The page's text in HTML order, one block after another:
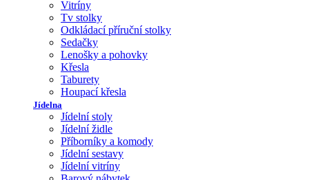
Vitríny
Tv stolky
Odkládací příruční stolky
Sedačky
Lenošky a pohovky
Křesla
Taburety
Houpací křesla
Jídelna
Jídelní stoly
Jídelní židle
Příborníky a komody
Jídelní sestavy
Jídelní vitríny